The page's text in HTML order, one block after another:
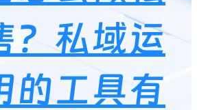
？私域运
的工具有